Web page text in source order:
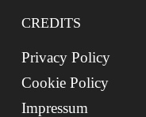
CREDITS
Privacy Policy
Cookie Policy
Impressum